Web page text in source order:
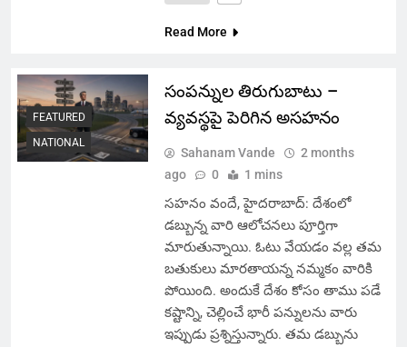
Read More
FEATURED
NATIONAL
సంపన్నుల తిరుగుబాటు –
వ్యవస్థపై పెరిగిన అసహనం
Sahanam Vande
2 months
ago
0 1 mins
సహనం వందే, హైదరాబాద్: దేశంలో
డబ్బున్న వారి ఆలోచనలు పూర్తిగా
మారుతున్నాయి. ఓటు వేయడం వల్ల తమ
బతుకులు మారతాయన్న నమ్మకం వారికి
పోయింది. అందుకే దేశం కోసం తాము పడే
కష్టాన్ని, చెల్లించే భారీ పన్నులను వారు
ఇప్పుడు ప్రశ్నిస్తున్నారు. తమ డబ్బును